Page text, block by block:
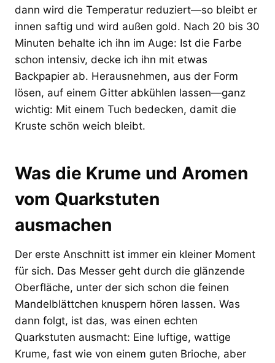
dann wird die Temperatur reduziert—so bleibt er
innen saftig und wird außen gold. Nach 20 bis 30
Minuten behalte ich ihn im Auge: Ist die Farbe
schon intensiv, decke ich ihn mit etwas
Backpapier ab. Herausnehmen, aus der Form
lösen, auf einem Gitter abkühlen lassen—ganz
wichtig: Mit einem Tuch bedecken, damit die
Kruste schön weich bleibt.
Was die Krume und Aromen
vom Quarkstuten
ausmachen
Der erste Anschnitt ist immer ein kleiner Moment
für sich. Das Messer geht durch die glänzende
Oberfläche, unter der sich schon die feinen
Mandelblättchen knuspern hören lassen. Was
dann folgt, ist das, was einen echten
Quarkstuten ausmacht: Eine luftige, wattige
Krume, fast wie von einem guten Brioche, aber